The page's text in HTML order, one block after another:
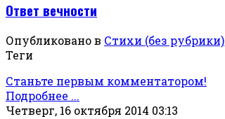
Ответ вечности
Опубликовано в Стихи (без рубрики)
Теги
Станьте первым комментатором!
Подробнее ...
Четверг, 16 октября 2014 03:13